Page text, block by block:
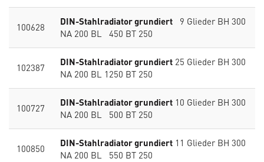
100628 DIN-Stahlradiator grundiert 9 Glieder BH 300
NA 200 BL 450 BT 250
102387 DIN-Stahlradiator grundiert 25 Glieder BH 300
NA 200 BL 1250 BT 250
100727 DIN-Stahlradiator grundiert 10 Glieder BH 300
NA 200 BL 500 BT 250
100850 DIN-Stahlradiator grundiert 11 Glieder BH 300
NA 200 BL 550 BT 250